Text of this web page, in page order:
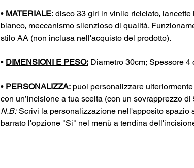
• MATERIALE: disco 33 giri in vinile riciclato,
bianco, meccanismo silenzioso di qualità.
stilo AA (non inclusa nell'acquisto del prodotto).
• DIMENSIONI E PESO: Diametro 30cm; Spessore 4
• PERSONALIZZA: puoi personalizzare
con un’incisione a tua scelta (con un sovrapprezzo di
N.B: Scrivi la personalizzazione nell'apposito spazio
barrato l'opzione "Si" nel menù a tendina